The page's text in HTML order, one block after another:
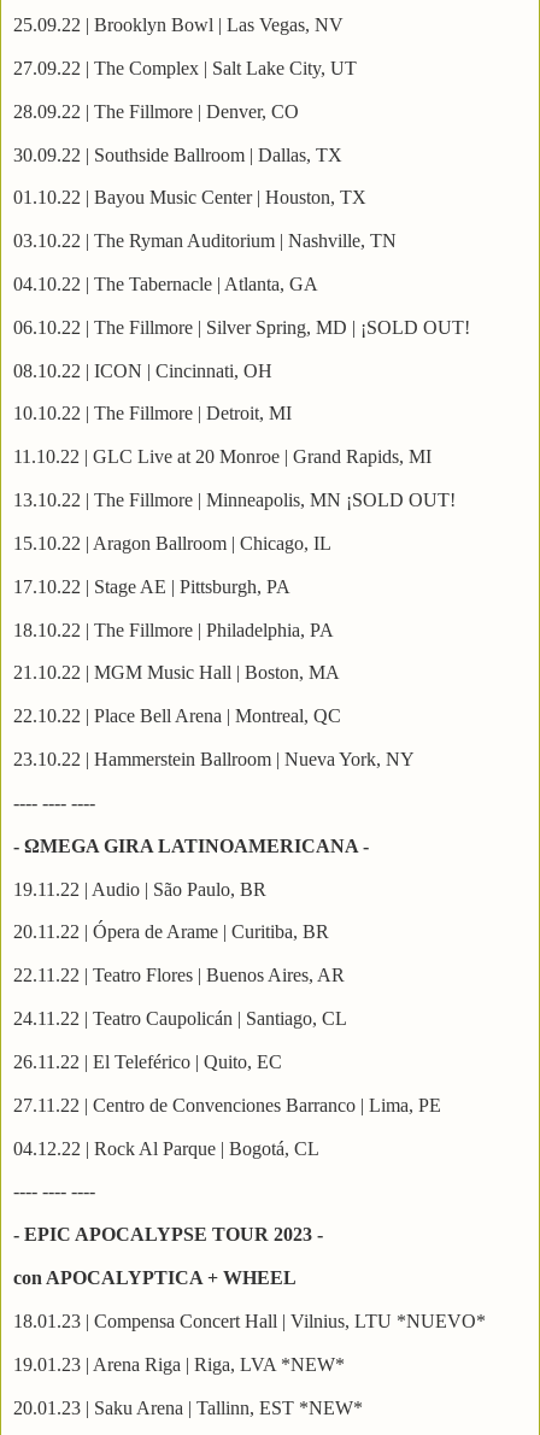
25.09.22 | Brooklyn Bowl | Las Vegas, NV
27.09.22 | The Complex | Salt Lake City, UT
28.09.22 | The Fillmore | Denver, CO
30.09.22 | Southside Ballroom | Dallas, TX
01.10.22 | Bayou Music Center | Houston, TX
03.10.22 | The Ryman Auditorium | Nashville, TN
04.10.22 | The Tabernacle | Atlanta, GA
06.10.22 | The Fillmore | Silver Spring, MD | ¡SOLD OUT!
08.10.22 | ICON | Cincinnati, OH
10.10.22 | The Fillmore | Detroit, MI
11.10.22 | GLC Live at 20 Monroe | Grand Rapids, MI
13.10.22 | The Fillmore | Minneapolis, MN ¡SOLD OUT!
15.10.22 | Aragon Ballroom | Chicago, IL
17.10.22 | Stage AE | Pittsburgh, PA
18.10.22 | The Fillmore | Philadelphia, PA
21.10.22 | MGM Music Hall | Boston, MA
22.10.22 | Place Bell Arena | Montreal, QC
23.10.22 | Hammerstein Ballroom | Nueva York, NY
---- ---- ----
- ΩMEGA GIRA LATINOAMERICANA -
19.11.22 | Audio | São Paulo, BR
20.11.22 | Ópera de Arame | Curitiba, BR
22.11.22 | Teatro Flores | Buenos Aires, AR
24.11.22 | Teatro Caupolicán | Santiago, CL
26.11.22 | El Teleférico | Quito, EC
27.11.22 | Centro de Convenciones Barranco | Lima, PE
04.12.22 | Rock Al Parque | Bogotá, CL
---- ---- ----
- EPIC APOCALYPSE TOUR 2023 -
con APOCALYPTICA + WHEEL
18.01.23 | Compensa Concert Hall | Vilnius, LTU *NUEVO*
19.01.23 | Arena Riga | Riga, LVA *NEW*
20.01.23 | Saku Arena | Tallinn, EST *NEW*